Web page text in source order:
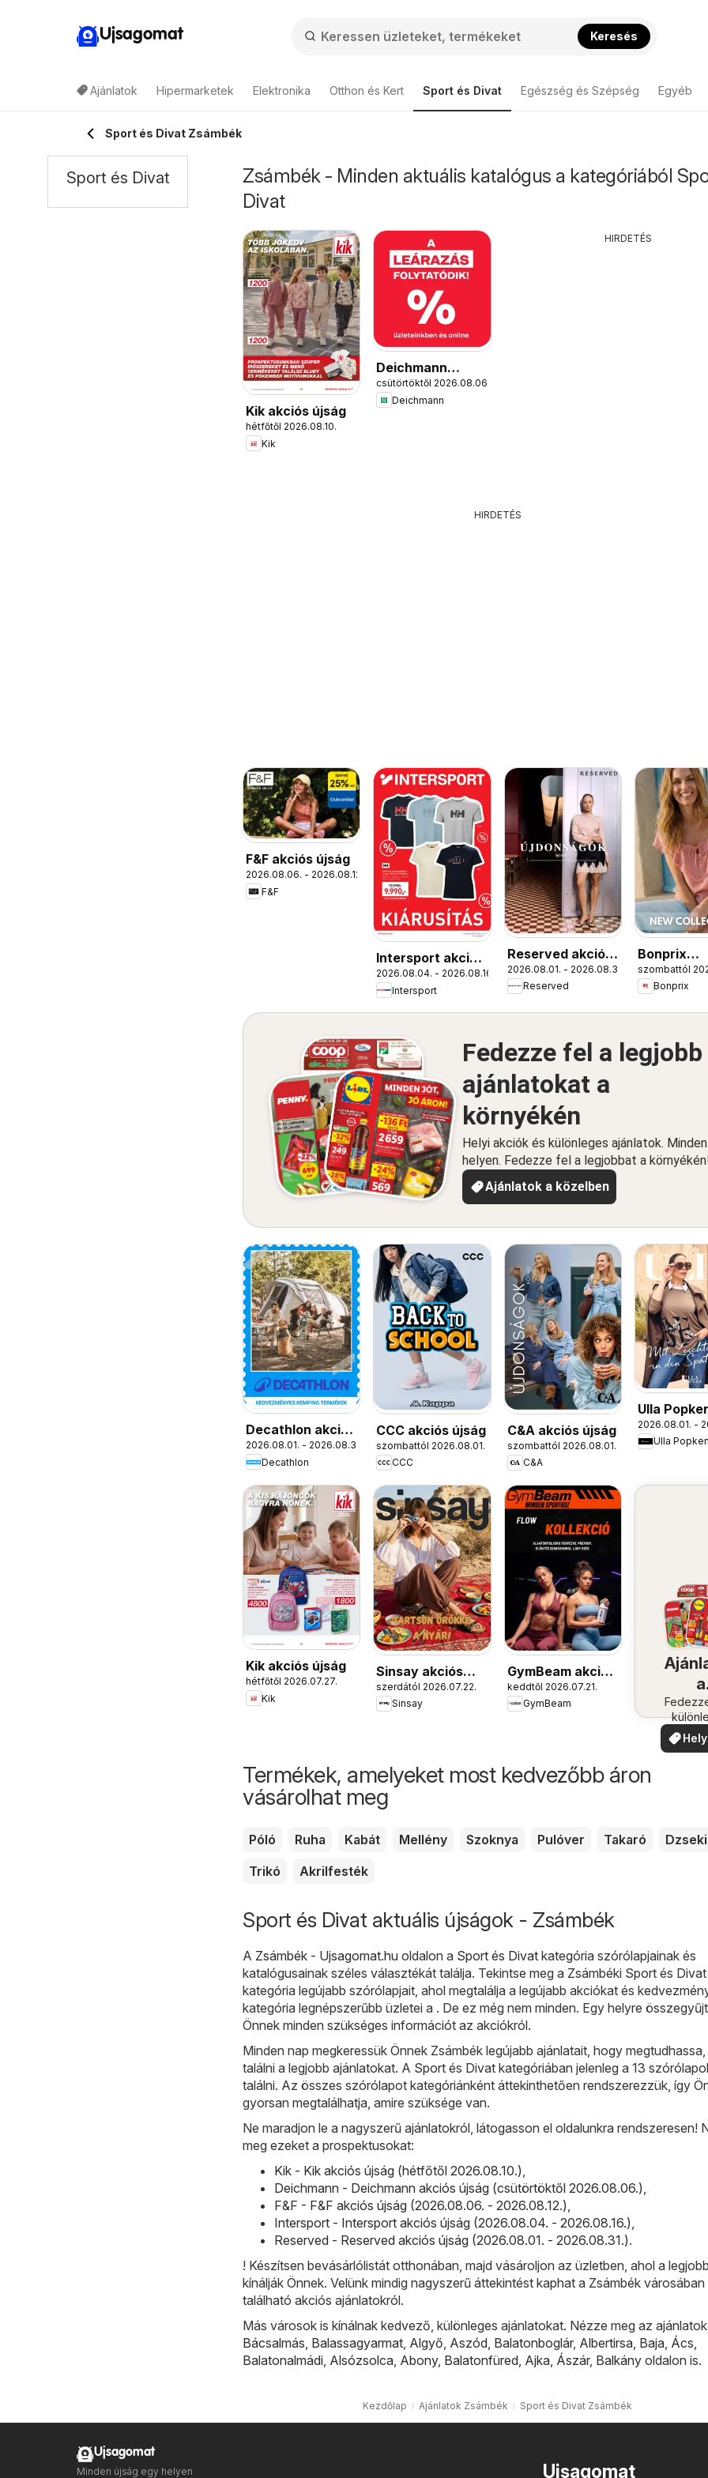
Ujsagomat Keresés
Ajánlatok Hipermarketek Elektronika Otthon és Kert Sport és Divat Egészség és Szépség Egyéb
Sport és Divat Zsámbék
Zsámbék - Minden aktuális katalógus a kategóriából
Divat
Kik akciós újság
hétfőtől 2026.08.10.
Kik
Deichmann
akciós újság
csütörtöktől 2026.08.06.
Deichmann
HIRDETÉS
HIRDETÉS
F&F akciós újság
2026.08.06. - 2026.08.12.
F&F
Intersport akciós
újság
2026.08.04. - 2026.08.16.
Intersport
Reserved akciós
újság
2026.08.01. - 2026.08.31.
Reserved
Bonprix
katalógus
Collection
szombattól
Bonprix
Fedezze fel a legjobb
ajánlatokat a
környékén
Helyi akciók és különleges ajánlatok.
helyen. Fedezze fel a legjobbat a
Ajánlatok a közelben
Decathlon akciós
újság
2026.08.01. - 2026.08.31.
Decathlon
CCC akciós újság
szombattól 2026.08.01.
CCC
C&A akciós újság
szombattól 2026.08.01.
C&A
Ulla
akciós
2026.08.01. -
Ulla Popken
Kik akciós újság
hétfőtől 2026.07.27.
Kik
Sinsay akciós
újság
szerdától 2026.07.22.
Sinsay
GymBeam akciós
újság
keddtől 2026.07.21.
GymBeam
a
Termékek, amelyeket most kedvezőbb áron
vásárolhat meg
Póló Ruha Kabát Mellény Szoknya Pulóver Takaró
Dzseki
Trikó
Akrilfesték
Sport és Divat aktuális újságok - Zsámbék
A Zsámbék - Ujsagomat.hu oldalon a Sport és Divat kategória szórólapjainak és
katalógusainak széles választékát találja. Tekintse meg a Zsámbéki Sport és Divat
kategória legújabb szórólapjait, ahol megtalálja a legújabb akciókat és
kategória legnépszerűbb üzletei a . De ez még nem minden. Egy helyre
Önnek minden szükséges információt az akciókról.
Minden nap megkeressük Önnek Zsámbék legújabb ajánlatait, hogy
találni a legjobb ajánlatokat. A Sport és Divat kategóriában jelenleg a 13
találni. Az összes szórólapot kategóriánként áttekinthetően rendszerezzük, így
gyorsan megtalálhatja, amire szüksége van.
Ne maradjon le a nagyszerű ajánlatokról, látogasson el oldalunkra rendszeresen!
meg ezeket a prospektusokat:
Kik - Kik akciós újság (hétfőtől 2026.08.10.)
Deichmann - Deichmann akciós újság (csütörtöktől 2026.08.06.)
F&F - F&F akciós újság (2026.08.06. - 2026.08.12.)
Intersport - Intersport akciós újság (2026.08.04. - 2026.08.16.)
Reserved - Reserved akciós újság (2026.08.01. - 2026.08.31.).
! Készítsen bevásárlólistát otthonában, majd vásároljon az üzletben, ahol a
kínálják Önnek. Velünk mindig nagyszerű áttekintést kaphat a Zsámbék városában
található akciós ajánlatokról.
Más városok is kínálnak kedvező, különleges ajánlatokat. Nézze meg az
Bácsalmás Balassagyarmat Algyő Aszód Balatonboglár, Albertirsa Baja Ács
Balatonalmádi Alsózsolca Abony, Balatonfüred Ajka Ászár, Balkány oldalon is.
Kezdőlap Ajánlatok Zsámbék Sport és Divat Zsámbék
Sport és Divat
Ujsagomat
Ujsagomat
Minden újság egy helyen